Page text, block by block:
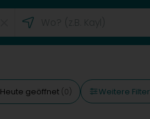
Heute geöffnet (0) Weitere Filter